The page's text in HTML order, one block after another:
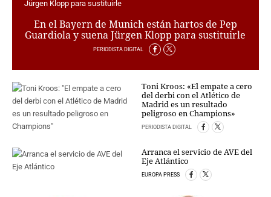
CRIMEN Y CASTIGO
MOTOR
GASTRONOMÍA
SALUD
ESCAPARATE
LA RETAGUARDIA
LA BURBUJA
En el Bayern de Munich están hartos de Pep
Guardiola y suena Jürgen Klopp para sustituirle
PERIODISTA DIGITAL
Toni Kroos: «El empate a cero
del derbi con el Atlético de
Madrid es un resultado
peligroso en Champions»
PERIODISTA DIGITAL
Arranca el servicio de AVE del
Eje Atlántico
EUROPA PRESS